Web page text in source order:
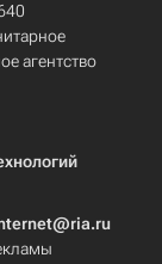
агентство